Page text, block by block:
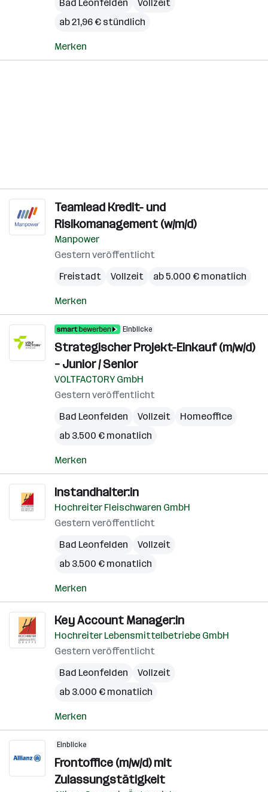
Bad Leonfelden
Vollzeit
ab 21,96 € stündlich
Merken
Teamlead Kredit- und
Risikomanagement (w/m/d)
Manpower
Gestern veröffentlicht
Freistadt
Vollzeit ab 5.000 € monatlich
Merken
Einblicke
Strategischer Projekt-Einkauf (m/w/d)
– Junior / Senior
VOLTFACTORY GmbH
Gestern veröffentlicht
Bad Leonfelden
Vollzeit
Homeoffice
ab 3.500 € monatlich
Merken
Instandhalter:in
Hochreiter Fleischwaren GmbH
Gestern veröffentlicht
Bad Leonfelden
Vollzeit
ab 3.500 € monatlich
Merken
Key Account Manager:in
Hochreiter Lebensmittelbetriebe GmbH
Gestern veröffentlicht
Bad Leonfelden
Vollzeit
ab 3.000 € monatlich
Merken
Einblicke
Frontoffice (m/w/d) mit
Zulassungstätigkeit